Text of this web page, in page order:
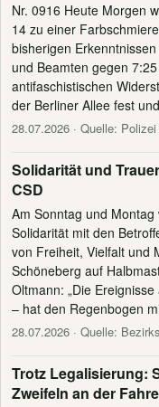
Nr. 0916 Heute Morgen
14 zu einer
bisherigen
und Beamten gegen
antifaschistischen
der Berliner Allee fest
28.07.2026 · Quelle:
Solidarität und
CSD
Am Sonntag und
Solidarität mit den
von Freiheit, Vielfalt und
Schöneberg auf
Oltmann: „Die
– hat den Regenbogen
28.07.2026 · Quelle:
Trotz Legalisierung:
Zweifeln an der